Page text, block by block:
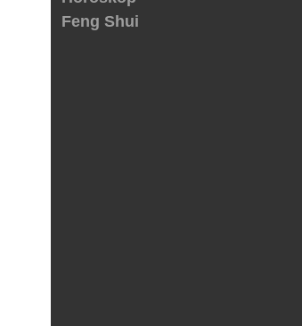
Feng Shui